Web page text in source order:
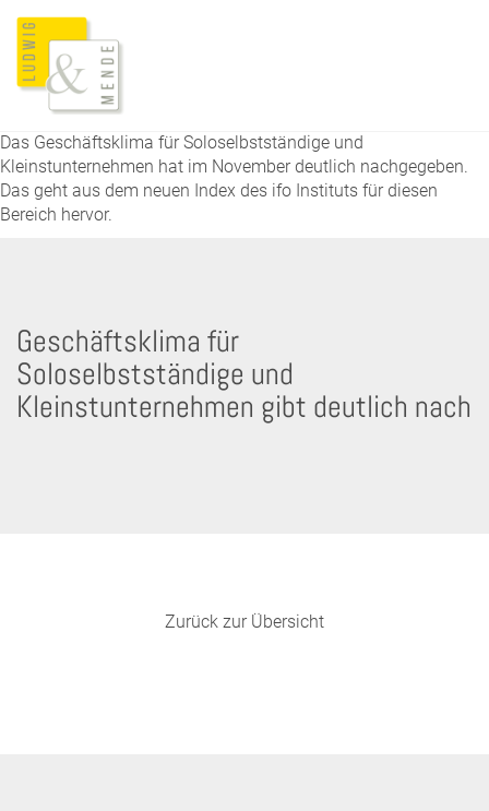
Das Geschäftsklima für Soloselbstständige und
Kleinstunternehmen hat im November deutlich nachgegeben.
Das geht aus dem neuen Index des ifo Instituts für diesen
Bereich hervor.
Geschäftsklima für
Soloselbstständige und
Kleinstunternehmen gibt deutlich nach
Zurück zur Übersicht